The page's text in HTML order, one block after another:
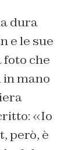
dura
e le sue
che
in mano
«Io
però, è